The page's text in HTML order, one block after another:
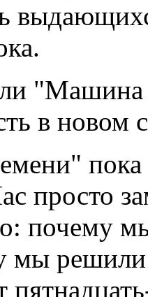
"Машина
в новом
пока
просто
почему
мы решили